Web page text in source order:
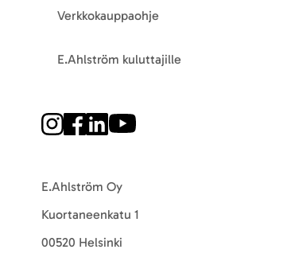
Verkkokauppaohje
E.Ahlström kuluttajille
E.Ahlström Oy
Kuortaneenkatu 1
00520 Helsinki